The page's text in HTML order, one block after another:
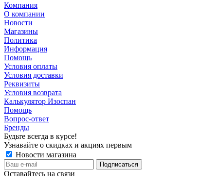
Компания
О компании
Новости
Магазины
Политика
Информация
Помощь
Условия оплаты
Условия доставки
Реквизиты
Условия возврата
Калькулятор Изоспан
Помощь
Вопрос-ответ
Бренды
Будьте всегда в курсе!
Узнавайте о скидках и акциях первым
Новости магазина
Оставайтесь на связи